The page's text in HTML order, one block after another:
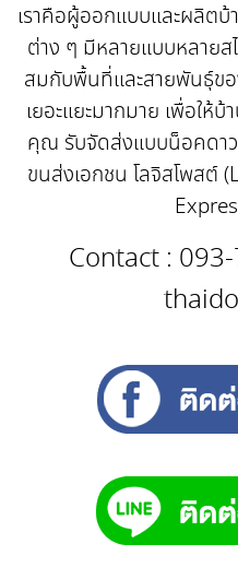
เราคือผู้ออกแบบและผลิต
ต่าง ๆ มีหลายแบบหลายส
สมกับพื้นที่และสายพันธุ์ข
เยอะแยะมากมาย เพื่อให้
คุณ รับจัดส่งแบบน็อคดาว
ขนส่งเอกชน โลจิสโพสต์
Contact :